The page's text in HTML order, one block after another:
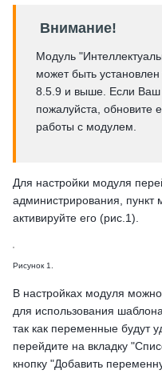
Внимание!
Модуль
может быть
8.5.9 и выше. Если Ваш
пожалуйста, обновите
работы с модулем.
Для настройки модуля
администрирования,
активируйте его (рис.1).
Рисунок 1.
В настройках модуля
для использования
так как переменные будут
перейдите на вкладку
кнопку "Добавить